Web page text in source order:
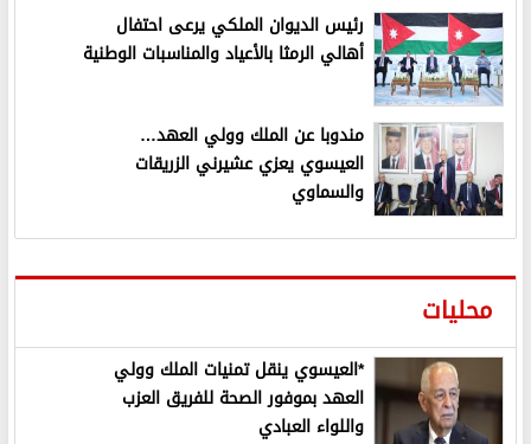
رئيس الديوان الملكي يرعى احتفال
أهالي الرمثا بالأعياد والمناسبات الوطنية
مندوبا عن الملك وولي العهد…
العيسوي يعزي عشيرني الزريقات
والسماوي
محليات
*العيسوي ينقل تمنيات الملك وولي
العهد بموفور الصحة للفريق العزب
واللواء العبادي